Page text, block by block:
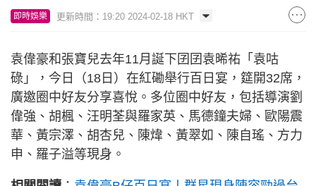
即時娛樂 更新時間：19:20 2024-02-18 HKT
袁偉豪和張寶兒去年11月誕下囝囝袁晞祐「袁咕
碌」，今日（18日）在紅磡舉行百日宴，筵開32席，
廣邀圈中好友分享喜悅。多位圈中好友，包括導演劉
偉強、胡楓、汪明荃與羅家英、馬德鐘夫婦、歐陽震
華、黃宗澤、胡杏兒、陳煒、黃翠如、陳自瑤、方力
申、羅子溢等現身。